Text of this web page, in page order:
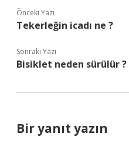
Önceki Yazı
Tekerleğin icadı ne ?
Sonraki Yazı
Bisiklet neden sürülür ?
Bir yanıt yazın